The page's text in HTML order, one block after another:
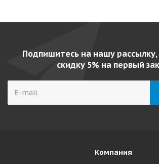
Подпишитесь на нашу рассылку,
скидку 5% на первый
Компания